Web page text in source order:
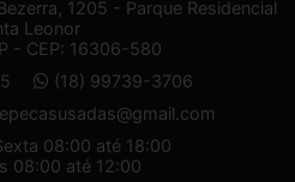
1205 - Parque Residencial
Leonor
- CEP: 16306-580
(18) 99739-3706
08:00 até 18:00
08:00 até 12:00